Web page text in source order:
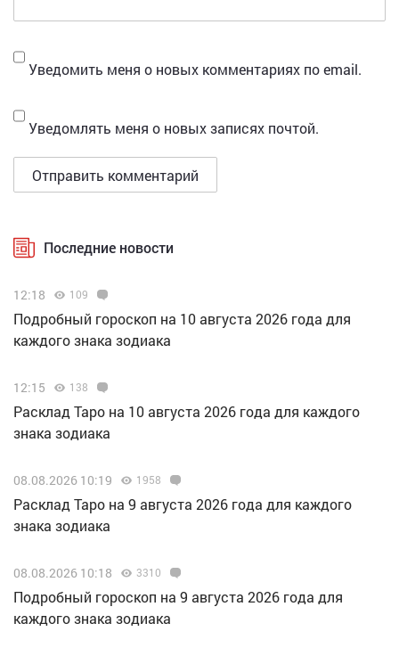
Уведомить меня о новых комментариях по email.
Уведомлять меня о новых записях почтой.
Последние новости
12:18 109
Подробный гороскоп на 10 августа 2026 года для
каждого знака зодиака
12:15 138
Расклад Таро на 10 августа 2026 года для каждого
знака зодиака
08.08.2026 10:19 1958
Расклад Таро на 9 августа 2026 года для каждого
знака зодиака
08.08.2026 10:18 3310
Подробный гороскоп на 9 августа 2026 года для
каждого знака зодиака